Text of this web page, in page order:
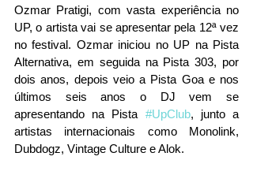
Ozmar Pratigi, com vasta experiência no
UP, o artista vai se apresentar pela 12ª vez
no festival. Ozmar iniciou no UP na Pista
Alternativa, em seguida na Pista 303, por
dois anos, depois veio a Pista Goa e nos
últimos seis anos o DJ vem se
apresentando na Pista #UpClub, junto a
artistas internacionais como Monolink,
Dubdogz, Vintage Culture e Alok.